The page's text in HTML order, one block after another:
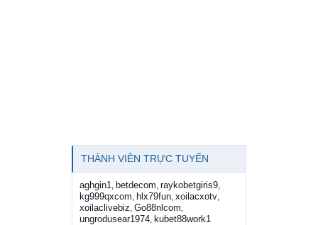
THÀNH VIÊN TRỰC TUYẾN
aghgin1 betdecom raykobetgiris9
kg999qxcom hlx79fun xoilacxotv
xoilaclivebiz Go88nlcom
ungrodusear1974 kubet88work1